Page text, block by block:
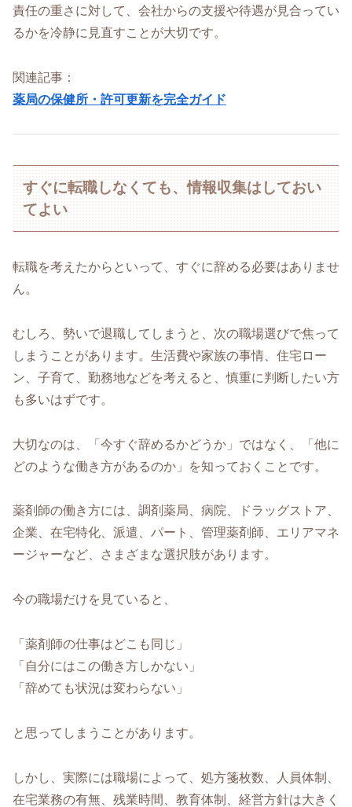
責任の重さに対して、会社からの支援や待遇が見合ってい
るかを冷静に見直すことが大切です。
関連記事：
薬局の保健所・許可更新を完全ガイド
すぐに転職しなくても、情報収集はしておい
てよい
転職を考えたからといって、すぐに辞める必要はありませ
ん。
むしろ、勢いで退職してしまうと、次の職場選びで焦って
しまうことがあります。生活費や家族の事情、住宅ロー
ン、子育て、勤務地などを考えると、慎重に判断したい方
も多いはずです。
大切なのは、「今すぐ辞めるかどうか」ではなく、「他に
どのような働き方があるのか」を知っておくことです。
薬剤師の働き方には、調剤薬局、病院、ドラッグストア、
企業、在宅特化、派遣、パート、管理薬剤師、エリアマネ
ージャーなど、さまざまな選択肢があります。
今の職場だけを見ていると、
「薬剤師の仕事はどこも同じ」
「自分にはこの働き方しかない」
「辞めても状況は変わらない」
と思ってしまうことがあります。
しかし、実際には職場によって、処方箋枚数、人員体制、
在宅業務の有無、残業時間、教育体制、経営方針は大きく